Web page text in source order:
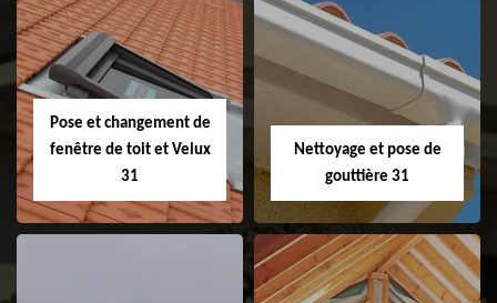
Couvreur 31
Etanchéité de
faitage et faitière
31
Pose et changement de
fenêtre de toit et Velux
31
Nettoyage et pose de
gouttière 31